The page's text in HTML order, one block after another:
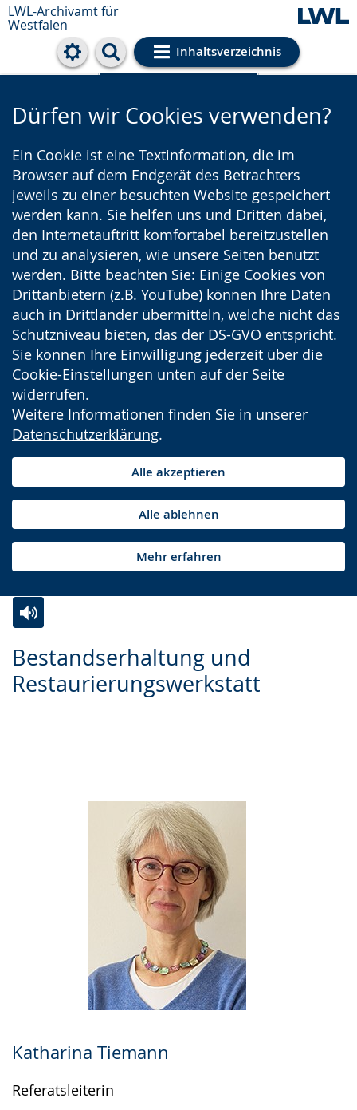
LWL-Archivamt für
Westfalen
Inhaltsverzeichnis
Cookie-Einstellungen
Dürfen wir Cookies verwenden?
Ein Cookie ist eine Textinformation, die im
Browser auf dem Endgerät des Betrachters
jeweils zu einer besuchten Website gespeichert
werden kann. Sie helfen uns und Dritten dabei,
den Internetauftritt komfortabel bereitzustellen
und zu analysieren, wie unsere Seiten benutzt
werden. Bitte beachten Sie: Einige Cookies von
Drittanbietern (z.B. YouTube) können Ihre Daten
auch in Drittländer übermitteln, welche nicht das
Schutzniveau bieten, das der DS-GVO entspricht.
Sie können Ihre Einwilligung jederzeit über die
Cookie-Einstellungen unten auf der Seite
widerrufen.
Weitere Informationen finden Sie in unserer
Datenschutzerklärung.
Alle akzeptieren
Alle ablehnen
Mehr erfahren
Bestandserhaltung und
Restaurierungswerkstatt
Leichten
Sprache
Audio-
Unterstützung.
Video
in
Katharina Tiemann
Referatsleiterin